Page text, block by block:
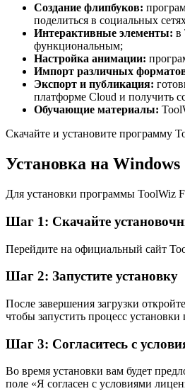
Создание флипбуков:
поделиться в социальных
Интерактивные элементы: в
функциональным;
Настройка анимации:
Импорт различных
Экспорт и публикация:
платформе Cloud и получить
Обучающие материалы:
Скачайте и установите программу
Установка на Windows
Для установки программы ToolWiz
Шаг 1: Скачайте
Перейдите на официальный сайт
Шаг 2: Запустите установку
После завершения загрузки
чтобы запустить процесс
Шаг 3: Согласитесь с
Во время установки вам будет
поле «Я согласен с условиями